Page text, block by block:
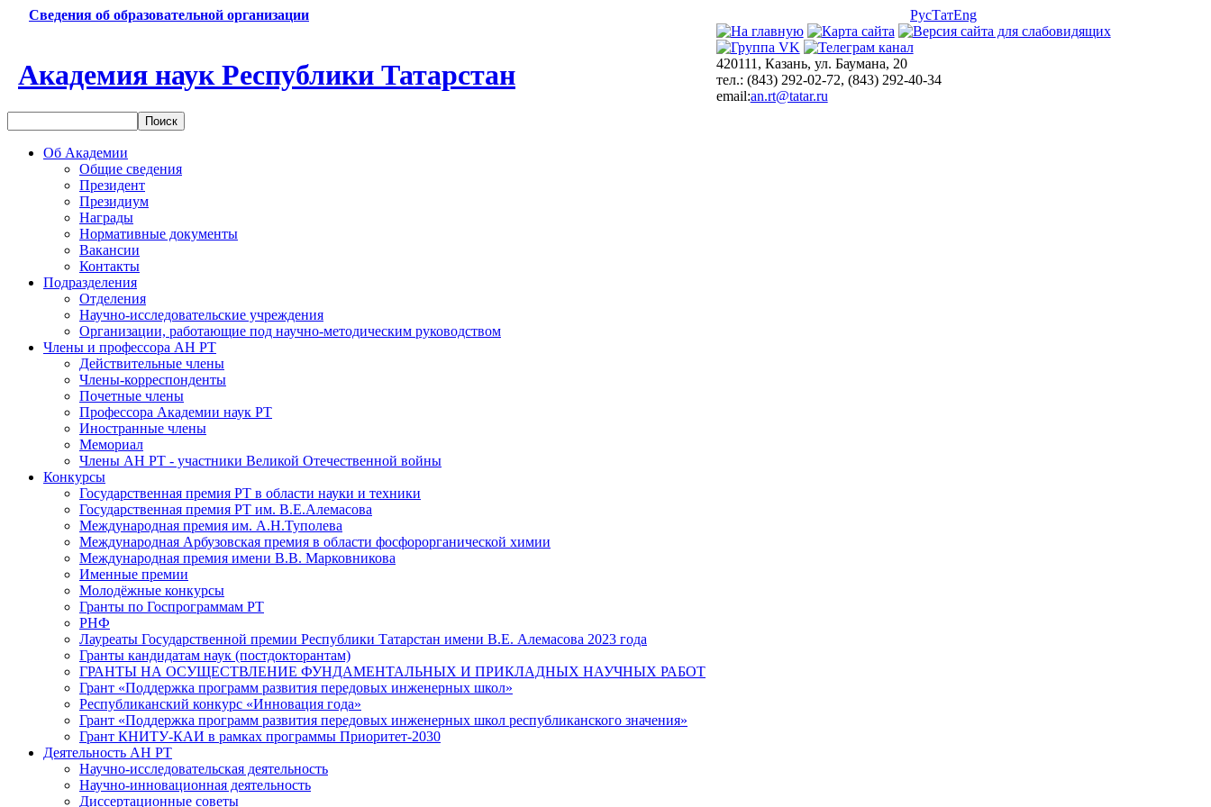
Сведения об образовательной организации РусТатEng
Академия наук Республики Татарстан
420111, Казань, ул. Баумана, 20
тел.: (843) 292-02-72, (843) 292-40-34
email:an.rt@tatar.ru
Об Академии
Общие сведения
Президент
Президиум
Награды
Нормативные документы
Вакансии
Контакты
Подразделения
Отделения
Научно-исследовательские учреждения
Организации, работающие под научно-методическим руководством
Члены и профессора АН РТ
Действительные члены
Члены-корреспонденты
Почетные члены
Профессора Академии наук РТ
Иностранные члены
Мемориал
Члены АН РТ - участники Великой Отечественной войны
Конкурсы
Государственная премия РТ в области науки и техники
Государственная премия РТ им. В.Е.Алемасова
Международная премия им. А.Н.Туполева
Международная Арбузовская премия в области фосфорорганической химии
Международная премия имени В.В. Марковникова
Именные премии
Молодёжные конкурсы
Гранты по Госпрограммам РТ
РНФ
Лауреаты Государственной премии Республики Татарстан имени В.Е. Алемасова 2023 года
Гранты кандидатам наук (постдокторантам)
ГРАНТЫ НА ОСУЩЕСТВЛЕНИЕ ФУНДАМЕНТАЛЬНЫХ И ПРИКЛАДНЫХ НАУЧНЫХ РАБОТ
Грант «Поддержка программ развития передовых инженерных школ»
Республиканский конкурс «Инновация года»
Грант «Поддержка программ развития передовых инженерных школ республиканского значения»
Грант КНИТУ-КАИ в рамках программы Приоритет-2030
Деятельность АН РТ
Научно-исследовательская деятельность
Научно-инновационная деятельность
Диссертационные советы